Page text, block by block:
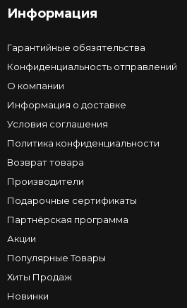
Информация
Гарантийные обязятельства
Конфиденциальность отправлений
О компании
Информация о доставке
Условия соглашения
Политика конфиденциальности
Возврат товара
Производители
Подарочные сертификаты
Партнёрская программа
Акции
Популярные Товары
Хиты Продаж
Новинки